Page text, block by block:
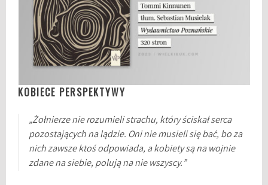
KOBIECE PERSPEKTYWY
„Żołnierze nie rozumieli strachu, który ściskał serca
pozostających na lądzie. Oni nie musieli się bać, bo za
nich zawsze ktoś odpowiada, a kobiety są na wojnie
zdane na siebie, polują na nie wszyscy.”